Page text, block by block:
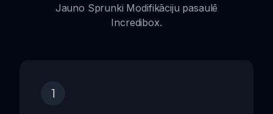
Jauno Sprunki Modifikāciju pasaulē
Incredibox.
1